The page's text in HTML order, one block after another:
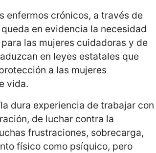
enfermos crónicos, a través de
en evidencia la necesidad
las mujeres cuidadoras y de
en leyes estatales que
a las mujeres
vida.
dura experiencia de trabajar con
de luchar contra la
frustraciones, sobrecarga,
físico como psíquico, pero